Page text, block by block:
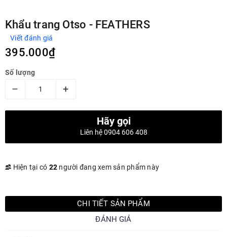
Khẩu trang Otso - FEATHERS
Viết đánh giá
395.000₫
Số lượng
– +
Hãy gọi
Liên hệ 0904 606 408
Hiện tại có 22 người đang xem sản phẩm này
CHI TIẾT SẢN PHẨM
ĐÁNH GIÁ